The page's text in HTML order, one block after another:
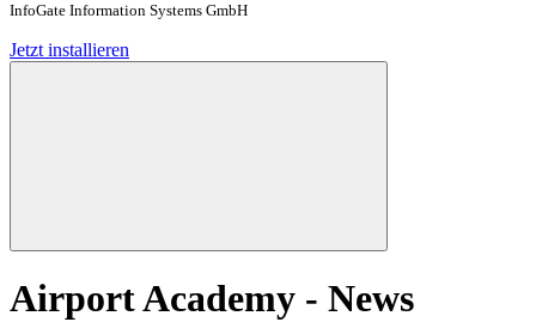
InfoGate Information Systems GmbH
Jetzt installieren
Airport Academy - News